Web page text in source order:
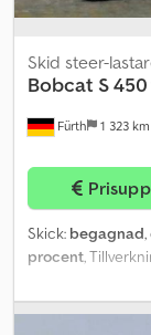
Fürth 1 323 km
Skid steer-
Bobcat S
Skick: begagnad
procent,
BOBCAT, typ: S
kg, 4-cylindrig